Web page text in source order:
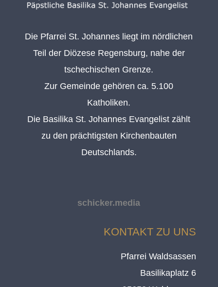
Die Pfarrei St. Johannes liegt im nördlichen
Teil der Diözese Regensburg, nahe der
tschechischen Grenze.
Zur Gemeinde gehören ca. 5.100
Katholiken.
Die Basilika St. Johannes Evangelist zählt
zu den prächtigsten Kirchenbauten
Deutschlands.
schicker.media
KONTAKT ZU UNS
Pfarrei Waldsassen
Basilikaplatz 6